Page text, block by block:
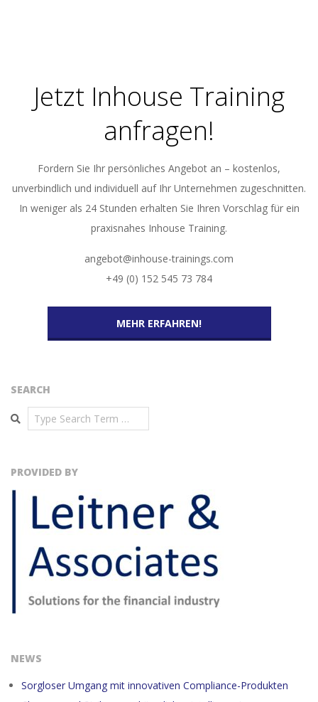
Jetzt Inhouse Training
anfragen!
Fordern Sie Ihr persönliches Angebot an – kostenlos,
unverbindlich und individuell auf Ihr Unternehmen zugeschnitten.
In weniger als 24 Stunden erhalten Sie Ihren Vorschlag für ein
praxisnahes Inhouse Training.
angebot@inhouse-trainings.com
+49 (0) 152 545 73 784
MEHR ERFAHREN!
SEARCH
Search
PROVIDED BY
NEWS
Sorgloser Umgang mit innovativen Compliance-Produkten